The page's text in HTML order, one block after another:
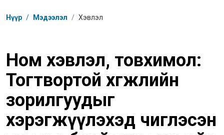
Breadcrumb
Нүүр / Мэдээлэл / Хэвлэл
Ном хэвлэл, товхимол:
Тогтвортой хөгжлийн
зорилгуудыг
хэрэгжүүлэхэд чиглэсэн